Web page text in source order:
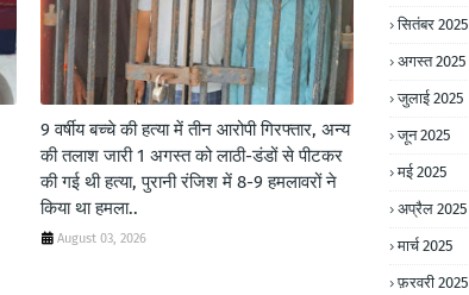
9 वर्षीय बच्चे की हत्या में तीन आरोपी गिरफ्तार, अन्य
की तलाश जारी 1 अगस्त को लाठी-डंडों से पीटकर
की गई थी हत्या, पुरानी रंजिश में 8-9 हमलावरों ने
किया था हमला..
August 03, 2026
सितंबर 2025
अगस्त 2025
जुलाई 2025
जून 2025
मई 2025
अप्रैल 2025
मार्च 2025
फ़रवरी 2025